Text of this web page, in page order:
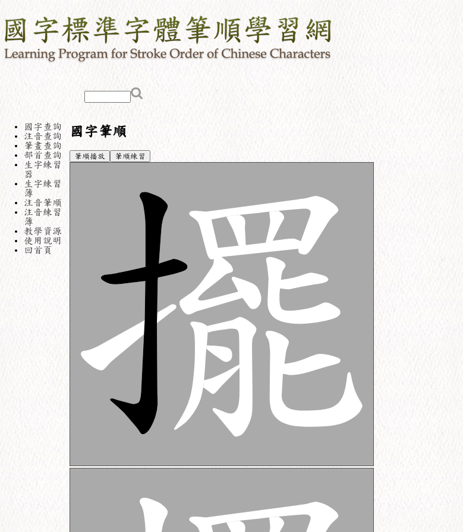
國字查詢
注音查詢
筆畫查詢
部首查詢
生字練習
器
生字練習
簿
注音筆順
注音練習
簿
教學資源
使用說明
回首頁
國字筆順
筆順播放 筆順練習